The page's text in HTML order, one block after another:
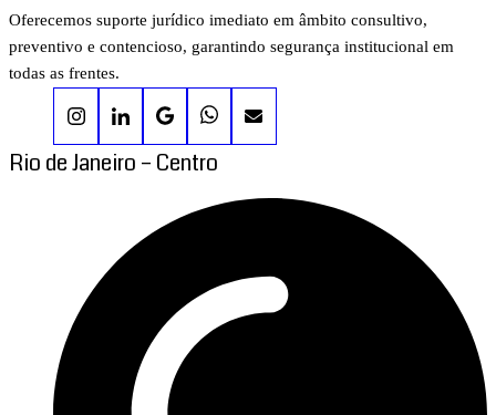
Oferecemos suporte jurídico imediato em âmbito consultivo,
preventivo e contencioso, garantindo segurança institucional em
todas as frentes.
Rio de Janeiro – Centro